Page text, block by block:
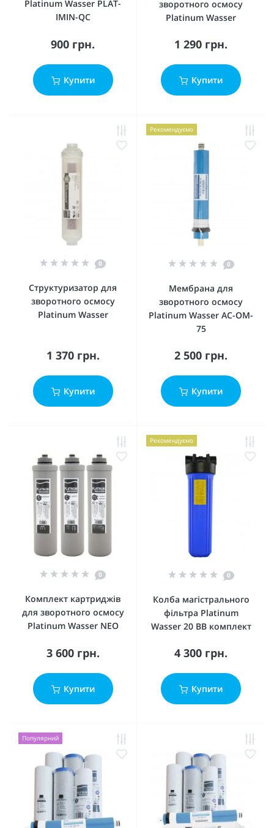
Platinum Wasser PLAT-
IMIN-QC
900 грн.
Купити
зворотного осмосу
Platinum Wasser
1 290 грн.
Купити
0
Структуризатор для
зворотного осмосу
Platinum Wasser
1 370 грн.
Купити
Рекомендуємо
0
Мембрана для
зворотного осмосу
Platinum Wasser AC-OM-
75
2 500 грн.
Купити
0
Комплект картриджів
для зворотного осмосу
Platinum Wasser NEO
3 600 грн.
Купити
Рекомендуємо
0
Колба магістрального
фільтра Platinum
Wasser 20 ВВ комплект
4 300 грн.
Купити
Популярний